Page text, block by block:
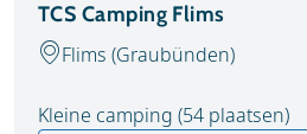
Populaire eilanden
Reisinformatie
TCS Camping Flims
Flims (Graubünden)
Kleine camping (54 plaatsen)